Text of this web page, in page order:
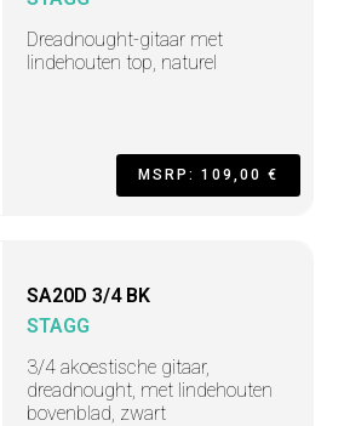
Dreadnought-gitaar met
lindehouten top, naturel
MSRP: 109,00 €
SA20D 3/4 BK
STAGG
3/4 akoestische gitaar,
dreadnought, met lindehouten
bovenblad, zwart